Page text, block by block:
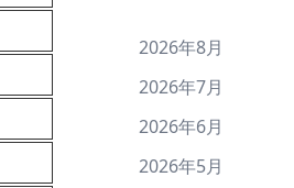
2026年8月
2026年7月
2026年6月
2026年5月